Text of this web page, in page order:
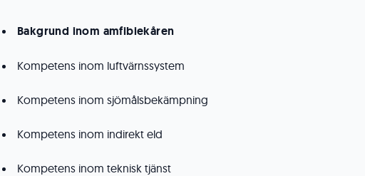
Bakgrund inom amfibiekåren
Kompetens inom luftvärnssystem
Kompetens inom sjömålsbekämpning
Kompetens inom indirekt eld
Kompetens inom teknisk tjänst